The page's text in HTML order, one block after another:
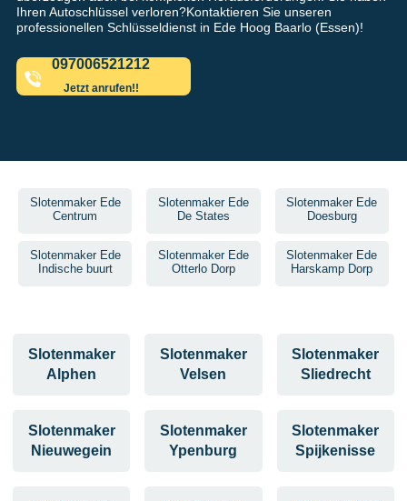
Ihren Autoschlüssel verloren?Kontaktieren Sie unseren
professionellen Schlüsseldienst in Ede Hoog Baarlo (Essen)!
097006521212
Jetzt anrufen!!
Slotenmaker Ede
Centrum
Slotenmaker Ede
De States
Slotenmaker Ede
Doesburg
Slotenmaker Ede
Indische buurt
Slotenmaker Ede
Otterlo Dorp
Slotenmaker Ede
Harskamp Dorp
Slotenmaker
Alphen
Slotenmaker
Velsen
Slotenmaker
Sliedrecht
Slotenmaker
Nieuwegein
Slotenmaker
Ypenburg
Slotenmaker
Spijkenisse